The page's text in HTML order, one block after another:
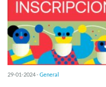
29-01-2024 -General